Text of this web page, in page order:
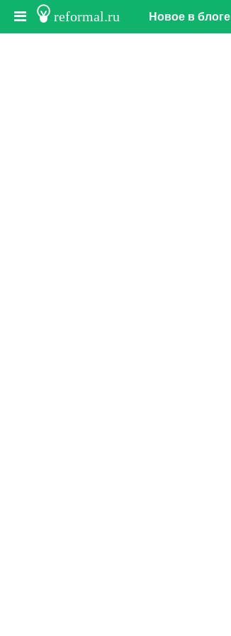
reformal.ru Новое в блоге